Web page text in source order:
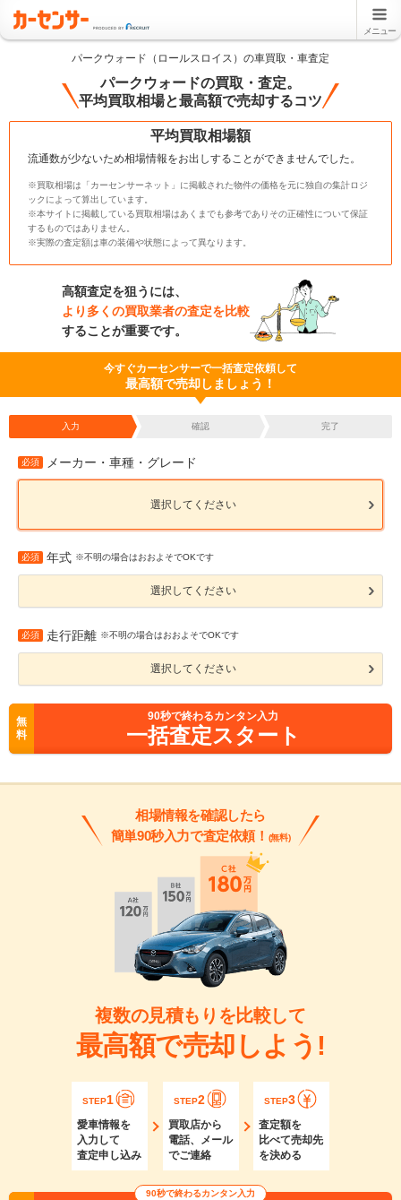
メニュー
パークウォード（ロールスロイス）の車買取・車査定
パークウォードの買取・査定。
平均買取相場と最高額で売却するコツ
平均買取相場額
流通数が少ないため相場情報をお出しすることができませんでした。
※買取相場は「カーセンサーネット」に掲載された物件の価格を元に独自の集計ロジ
ックによって算出しています。
※本サイトに掲載している買取相場はあくまでも参考でありその正確性について保証
するものではありません。
※実際の査定額は車の装備や状態によって異なります。
高額査定を狙うには、
より多くの買取業者の査定を比較
することが重要です。
今すぐカーセンサーで一括査定依頼して
最高額で売却しましょう！
入力 確認 完了
必須 メーカー・車種・グレード
選択してください
必須 年式 ※不明の場合はおおよそでOKです
選択してください
必須 走行距離 ※不明の場合はおおよそでOKです
選択してください
無
料
90秒で終わるカンタン入力
一括査定スタート
相場情報を確認したら
簡単90秒入力で査定依頼！ (無料)
複数の見積もりを比較して
最高額で売却しよう!
STEP1
愛車情報を
入力して
査定申し込み
STEP2
買取店から
電話、メール
でご連絡
STEP3
査定額を
比べて売却先
を決める
90秒で終わるカンタン入力